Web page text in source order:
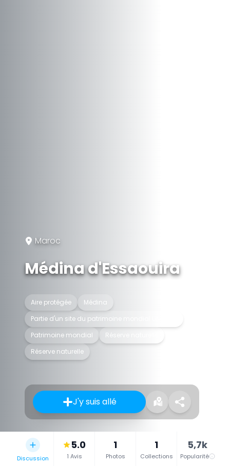
Maroc
Médina d'Essaouira
Aire protégée
Médina
Partie d'un site du patrimoine mondial UNESCO
Patrimoine mondial
Réserve naturelle
Réserve naturelle
J'y suis allé
Discussion
5.0
1 Avis
1
Photos
1
Collections
5,7k
Popularité